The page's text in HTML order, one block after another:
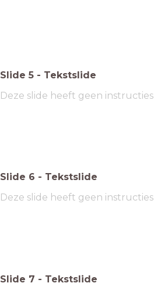
Slide 5 - Tekstslide
Deze slide heeft geen instructies
Slide 6 - Tekstslide
Deze slide heeft geen instructies
Slide 7 - Tekstslide